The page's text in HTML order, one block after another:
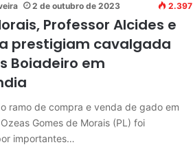
2 de outubro de 2023 2.397
Professor Alcides e
prestigiam cavalgada
Boiadeiro em
ramo de compra e venda de gado em
Gomes de Morais (PL) foi
importantes…